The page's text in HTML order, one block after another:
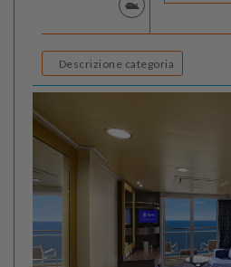
Descrizione categoria